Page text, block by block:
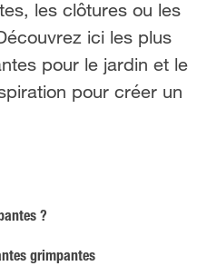
les clôtures ou les
ici les plus
pour le jardin et le
pour créer un
?
grimpantes